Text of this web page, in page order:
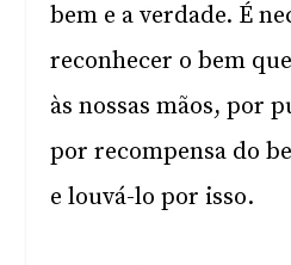
bem e a verdade. É
reconhecer o bem
às nossas mãos, por
por recompensa do
e louvá-lo por isso.